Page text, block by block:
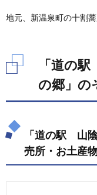
地元、新温泉町の十割
「道の
の郷」の
「道の駅 山
売所・お土産